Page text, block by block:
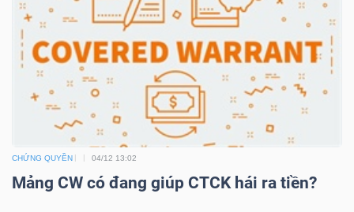
CHỨNG QUYỀN 04/12 13:02
Mảng CW có đang giúp CTCK hái ra tiền?
PHÁI
SINH